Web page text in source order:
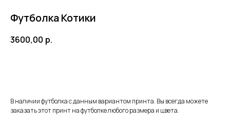
Футболка Котики
3600,00 р.
В наличии футболка с данным вариантом принта. Вы всегда можете
заказать этот принт на футболке любого размера и цвета.